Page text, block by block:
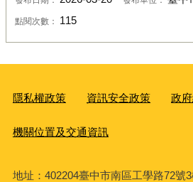
點閱次數： 115
隱私權政策 資訊安全政策 政
機關位置及交通資訊
地址：402204臺中市南區工學路72號